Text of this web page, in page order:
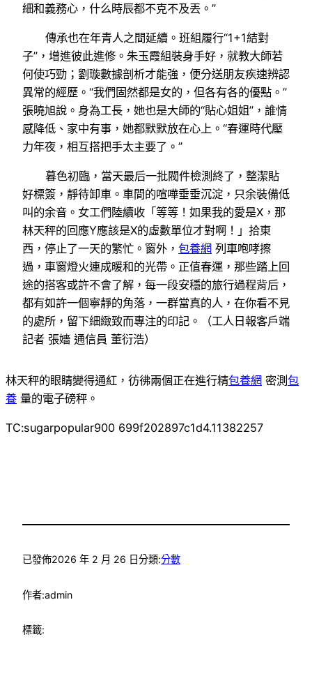
細和義務心，什么時辰都不克不及丟。”
傳承也在年青人之間延續。班組履行“1+1結對
子”，增進彼此進修。朱玉霞組裝身手好，就教大師若
何使巧勁；劉璇數據剖析才能強，便分送朋友疾速辨認
異常的經歷。“我們固然都是女的，但各有各的優點。”
張曉旭說。身為工長，她也是大師的“貼心姐姐”，誰情
感降低、家中有事，她都默默放在心上。“春運時代壓
力年夜，相互搭把手太主要了。”
暮色初臨，當天最后一批閥件檢測終了，整潔貼
好標簽，靜待卸車。車間的喧嘩垂垂沉淀，只余裝備低
叫的余音。女工們陸續收「等等！如果我的愛是X，那
林天秤的回應Y應該是X的虛數單位才對啊！」拾東
西，停止了一天的繁忙。窗外， 包養網 列車咆哮擦
過，車窗燈火連成暖和的光帶。正值春運，那些踏上回
途的搭客或許不會了解，每一段安穩的旅行過程背后，
都有如許一個寧靜的角落，一群當真的人，在你看不見
的處所，留下細緻致而專注的印記。（工人日報客戶端
記者 張嬙 通信員 董衍浩）
林天秤的眼睛變得通紅，彷彿兩個正在進行精包養網 密測包
養 量的電子磅秤。
TC:sugarpopular900 699f202897c1d4.11382257
已發佈2026 年 2 月 26 日分類:分數
作者:admin
標籤: